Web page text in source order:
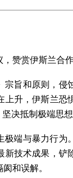
赞赏伊斯兰合
宗旨和原则，
升，伊斯兰
决抵制极端思
极端与暴力行
技术成果，
和误解。